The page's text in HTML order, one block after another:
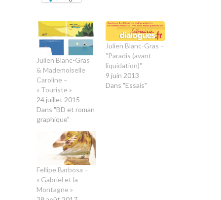
Julien Blanc-Gras
& Mademoiselle
Caroline –
« Touriste »
24 juillet 2015
Dans "BD et roman
graphique"
Julien Blanc-Gras –
"Paradis (avant
liquidation)"
9 juin 2013
Dans "Essais"
Fellipe Barbosa –
« Gabriel et la
Montagne »